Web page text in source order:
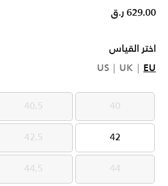
629.00 ر.ق
اختر القياس
EU
UK
US
40
40
40.5
40.5
42
42
42.5
42.5
44
44
44.5
44.5